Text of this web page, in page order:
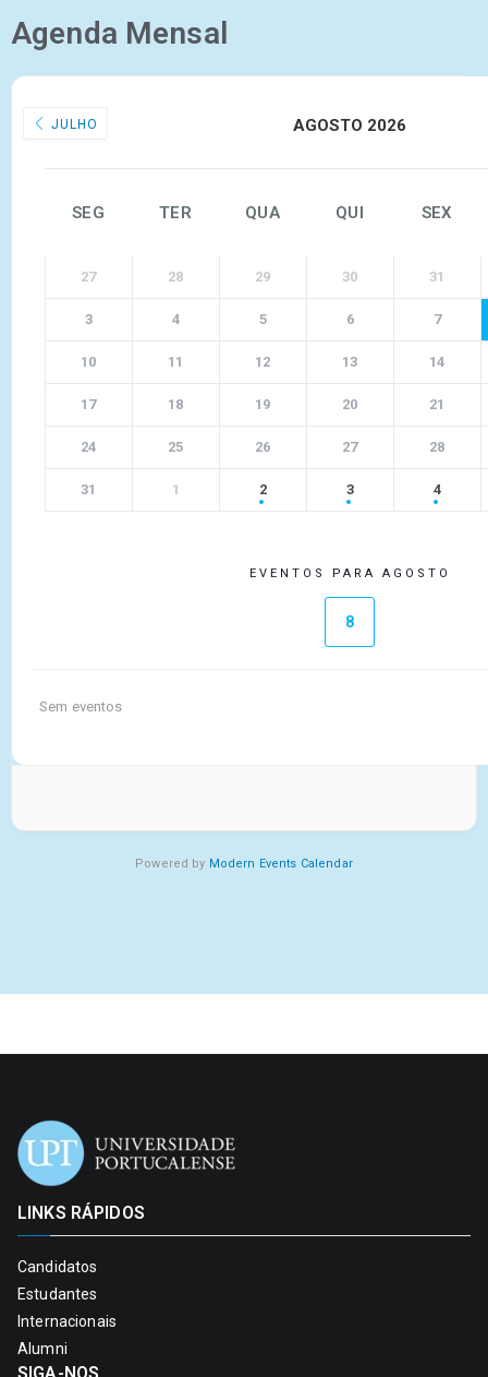
Agenda Mensal
JULHO AGOSTO 2026
SEG TER QUA QUI SEX
27 28 29 30 31
3 4 5 6 7
10 11 12 13 14
17 18 19 20 21
24 25 26 27 28
31 1 2 3 4
EVENTOS PARA AGOSTO
8
Sem eventos
Powered by Modern Events Calendar
LINKS RÁPIDOS
Candidatos
Estudantes
Internacionais
Alumni
SIGA-NOS